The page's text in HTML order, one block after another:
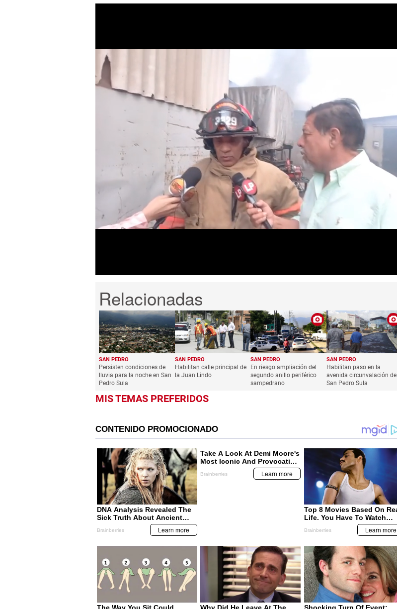
seconds
minutes,
31
SAN PEDRO
Persisten condiciones de
lluvia para la noche en San
Pedro Sula
SAN PEDRO
Habilitan calle principal de
la Juan Lindo
SAN PEDRO
En riesgo ampliación del
segundo anillo periférico
sampedrano
SAN PEDRO
Habilitan paso en la
avenida circunvalación de
San Pedro Sula
MIS TEMAS PREFERIDOS